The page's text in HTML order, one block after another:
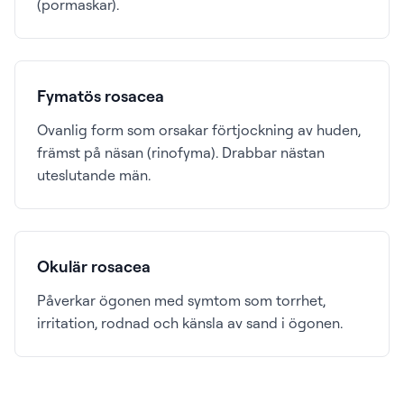
(pormaskar).
Fymatös rosacea
Ovanlig form som orsakar förtjockning av huden,
främst på näsan (rinofyma). Drabbar nästan
uteslutande män.
Okulär rosacea
Påverkar ögonen med symtom som torrhet,
irritation, rodnad och känsla av sand i ögonen.